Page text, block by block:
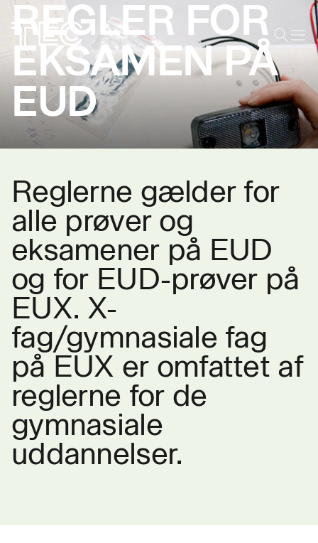
REGLER FOR
EKSAMEN PÅ
EUD
Reglerne gælder for
alle prøver og
eksamener på EUD
og for EUD-prøver på
EUX. X-
fag/gymnasiale fag
på EUX er omfattet af
reglerne for de
gymnasiale
uddannelser.